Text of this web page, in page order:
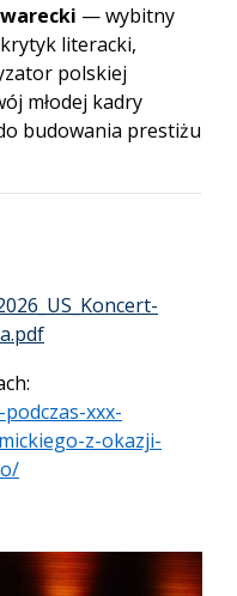
— wybitny
literacki,
polskiej
młodej kadry
budowania prestiżu
xxx-
z-okazji-